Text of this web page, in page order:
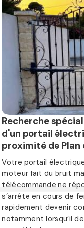
Recherche
d'un portail
proximité de Plan
Votre portail
moteur fait du bruit
télécommande ne
s’arrête en cours de
rapidement devenir
notamment lorsqu’il